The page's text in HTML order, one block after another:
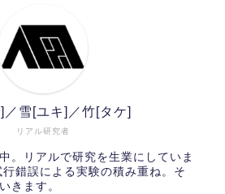
リアル研究者
／雪[ユキ]／竹[タケ]
。リアルで研究を生業にしていま
錯誤による実験の積み重ね。そ
きます。